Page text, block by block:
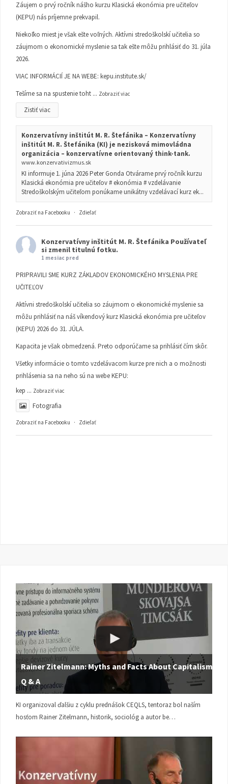
Záujem o prvý ročník nášho kurzu Klasická ekonómia pre učiteľov
(KEPU) nás príjemne prekvapil.
Niekoľko miest je však ešte voľných. Aktívni stredoškolskí učitelia so
záujmom o ekonomické myslenie sa tak ešte môžu prihlásiť do 31. júla
2026.
VIAC INFORMÁCIÍ JE NA WEBE: kepu.institute.sk/
Tešíme sa na spustenie toht ... Zobraziť viac
Zistiť viac
Konzervatívny inštitút M. R. Štefánika – Konzervatívny
inštitút M. R. Štefánika (KI) je nezisková mimovládna
organizácia – konzervatívne orientovaný think-tank.
www.konzervativizmus.sk
KI informuje 1. júna 2026 Peter Gonda Otvárame prvý ročník kurzu
Klasická ekonómia pre učiteľov # ekonómia # vzdelávanie
Stredoškolským učiteľom ponúkame unikátny vzdelávací kurz ek...
Zobraziť na Facebooku · Zdieľať
Konzervatívny inštitút M. R. Štefánika Používateľ
si zmenil titulnú fotku.
1 mesiac pred
PRIPRAVILI SME KURZ ZÁKLADOV EKONOMICKÉHO MYSLENIA PRE
UČITEĽOV
Aktívni stredoškolskí učitelia so záujmom o ekonomické myslenie sa
môžu prihlásiť na náš víkendový kurz Klasická ekonómia pre učiteľov
(KEPU) 2026 do 31. JÚLA.
Kapacita je však obmedzená. Preto odporúčame sa prihlásiť čím skôr.
Všetky informácie o tomto vzdelávacom kurze pre nich a o možnosti
prihlásenia sa na neho sú na webe KEPU:
kep ... Zobraziť viac
Fotografia
Zobraziť na Facebooku · Zdieľať
Rainer Zitelmann: Myths and Facts About Capitalism |
Q & A
KI organizoval ďalšiu z cyklu prednášok CEQLS, tentoraz bol naším
hosťom Rainer Zitelmann, historik, sociológ a autor be…